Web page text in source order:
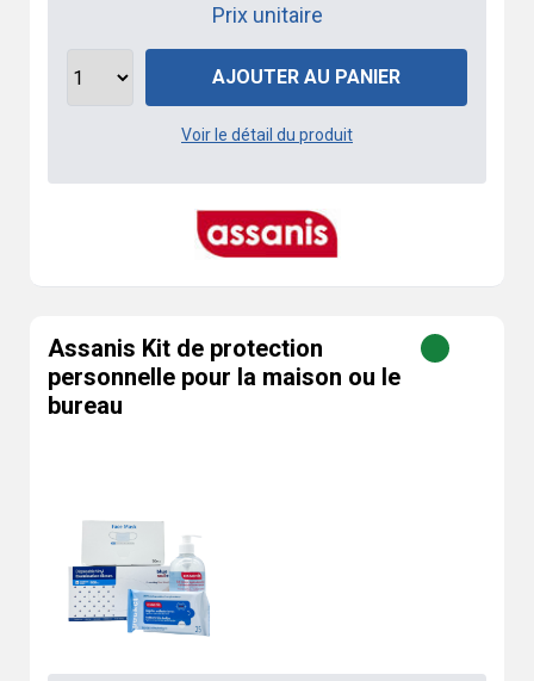
Prix unitaire
AJOUTER AU PANIER
Voir le détail du produit
Assanis Kit de protection
personnelle pour la maison ou le
bureau